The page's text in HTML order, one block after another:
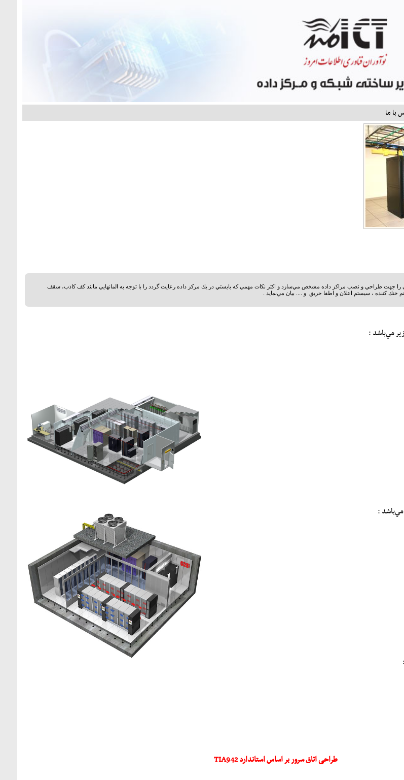
با ما
را جهت طراحي و نصب مراكز داده مشخص مي‌سازد و اكثر نكات مهمي كه بايستي در يك مركز داده رعايت گردد را با توجه به المانهايي مانند كف كاذب، سقف
كننده ، سيستم اعلان و اطفا حريق و .... بيان مي‌نمايد .
مي‌باشد :
مي‌باشد :
طراحی اتاق سرور بر اساس استاندارد TIA942